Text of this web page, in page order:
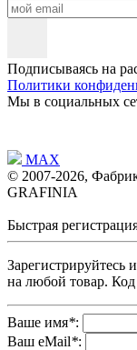
Подписываясь на
Политики
Мы в социальных
MAX
© 2007-2026,
GRAFINIA
Быстрая
Зарегистрируйтесь
на любой товар.
Ваше имя*:
Ваш eMail*: